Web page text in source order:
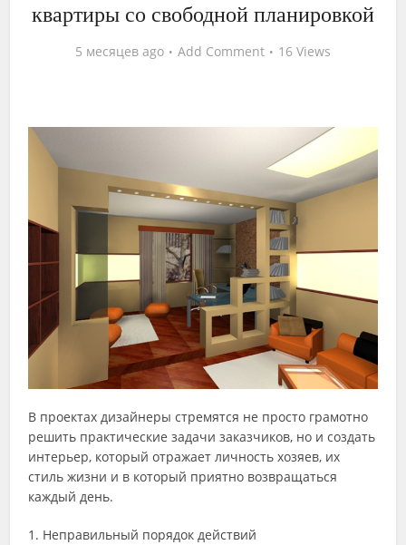
квартиры со свободной планировкой
5 месяцев ago Add Comment 16 Views
В проектах дизайнеры стремятся не просто грамотно
решить практические задачи заказчиков, но и создать
интерьер, который отражает личность хозяев, их
стиль жизни и в который приятно возвращаться
каждый день.
1. Неправильный порядок действий